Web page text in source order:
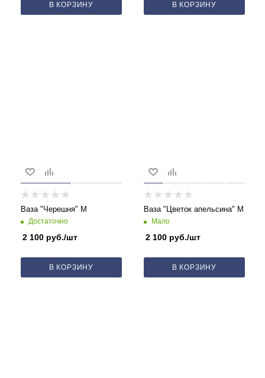
В КОРЗИНУ В КОРЗИНУ
Ваза "Черешня" M
Достаточно
2 100 руб./шт
В КОРЗИНУ
Ваза "Цветок апельсина" M
Мало
2 100 руб./шт
В КОРЗИНУ